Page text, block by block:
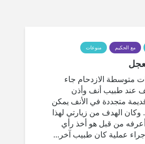
مع الحكيم منوعات
متوسطة الازدحام جاء
عند طبيب أنف وأذن
متجددة في الأنف يمكن
وكان الهدف من زيارتي لهذا
أعرفه من قبل هو أخذ رأي
عملية كان طبيب آخر...